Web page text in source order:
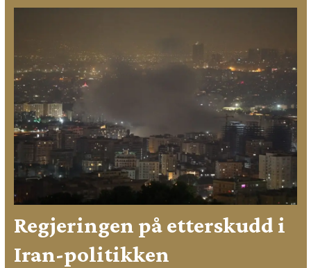
Regjeringen på etterskudd i
Iran-politikken